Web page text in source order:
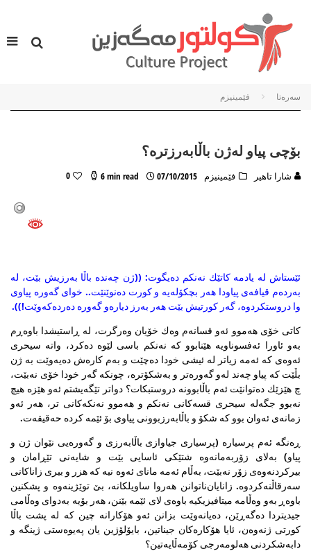
سه‌ره‌تا فێمینیزم
بۆچی پیاو له‌ژن باڵابه‌رزتره‌؟
شارا تاهیر فێمینیزم 07/10/2015
6 min read
0
ئێستاش له‌ یادمه‌‌ كاتێك‌ نه‌نكم ده‌یگوت: ((ژن چه‌نده‌ باڵا به‌رزیش بێت، له‌
به‌رده‌م قیافه‌ی پیاودا هه‌ر بچكۆله‌یه‌ و كورت ده‌نوێنێت.. خوای گه‌وره‌ پیاوی
وا دروستكردوه‌، گه‌ر كورتیش بێت هه‌ر به‌رز دیاره‌و گه‌وره‌ ده‌رده‌كه‌وێت!)).
كاتی خۆی هه‌موو ئه‌و قسانه‌م وه‌ك خۆیان وه‌رگرت، له‌ ڕاستیشدا باوه‌ڕم
به‌و ئاورا ئه‌فسوناویه‌‌ هێنابوو كه‌ نه‌نكم باسی لێوه‌ ده‌كرد، واته‌ سیحری
ئه‌وه‌ی كه‌‌ ئه‌مه‌ زیاتر له‌ ئیشی خودا ده‌چێت و به‌م كاره‌ش‌ ده‌یه‌وێت به‌ ژن
بڵێت كه‌ پیاو چه‌ند له‌و گه‌وره‌تر و به‌شكۆتره‌، چونكه‌ گه‌ر خودا خۆی نه‌بێت،
چ هێزێك ده‌توانێت ئه‌م باڵابوونه‌ دروستبكات؟ دواتر تێگه‌یشتم ئه‌و هێزه هیچ
نه‌بوو‌ جگه‌له‌ سیحری قسه‌كانی نه‌نكم و هه‌موو نه‌نكه‌كانی تر، هه‌ر ئه‌و
زمانه‌ی ئه‌وان بوو كه‌ شكۆ و باڵابه‌رزبوونی پیاوی بۆ ئێمە كرده‌ حه‌قیقه‌ت.
ڕه‌نگه‌ ئه‌م پرسیاره‌ (پرسیاری جیاوازی باڵابه‌رزی و گه‌وره‌یی نێوان ژن و
پیاو) به‌لای زۆربه‌مانه‌وه‌ شتێكی ئاسایی بێت و شایه‌نی تێڕامان و
بیركردنه‌وه‌ی زۆر نه‌بێت، به‌ڵام ئه‌مه‌ مانای ئه‌وه‌‌ نیه‌ كه‌ هزر و بیری زاناكانی
سه‌رقاڵنه‌كردوه. زانایان‌ناتوانن هه‌روا ساویلكانه‌، بێ‌ توێژینه‌وه‌ و پشكنین
باوه‌ڕ به‌و وه‌ڵامه‌ میتافیزیكیه‌ باوه‌‌ی لای ئێمه‌ بێنن، هه‌ر بۆیه‌ به‌دوای وه‌ڵامی
جیدیتردا ده‌گه‌ڕێن، ده‌یانه‌وێت بزانن ئه‌و هۆكارانه‌ چین كه‌ له‌ پشت باڵا
كورتی ژنه‌وه‌ن‌، ئایا هۆكاره‌كان جیناتین، بایۆلۆژین یان په‌یوه‌ستی ژینگه‌ و
دابه‌شكردنی هه‌لومه‌رجی كۆمه‌ڵایه‌تین؟